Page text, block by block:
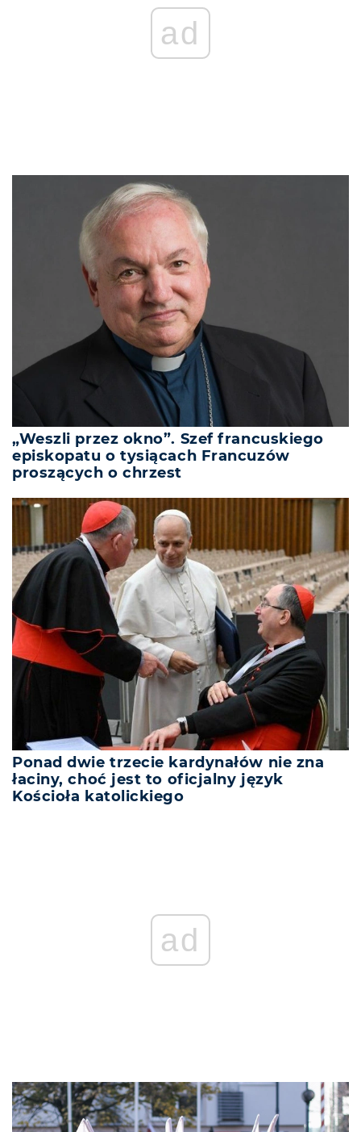
ad
„Weszli przez okno”. Szef francuskiego
episkopatu o tysiącach Francuzów
proszących o chrzest
Ponad dwie trzecie kardynałów nie zna
łaciny, choć jest to oficjalny język
Kościoła katolickiego
ad